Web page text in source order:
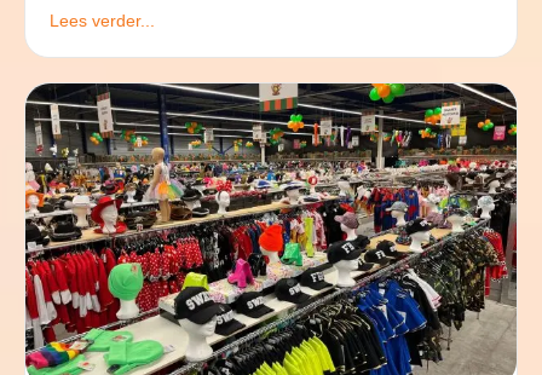
Lees verder...